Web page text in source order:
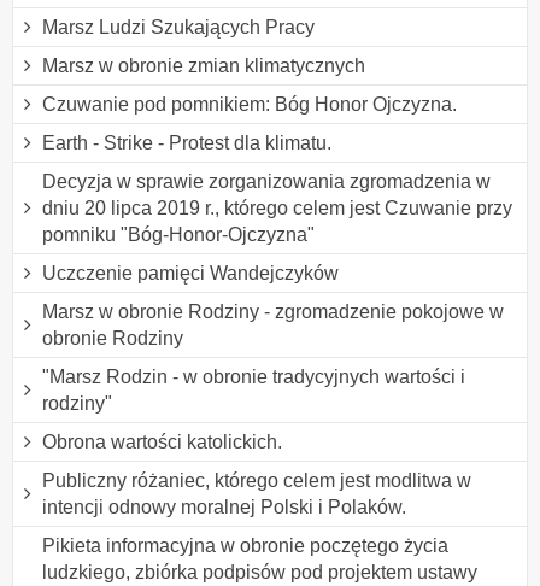
Marsz Ludzi Szukających Pracy
Marsz w obronie zmian klimatycznych
Czuwanie pod pomnikiem: Bóg Honor Ojczyzna.
Earth - Strike - Protest dla klimatu.
Decyzja w sprawie zorganizowania zgromadzenia w
dniu 20 lipca 2019 r., którego celem jest Czuwanie przy
pomniku "Bóg-Honor-Ojczyzna"
Uczczenie pamięci Wandejczyków
Marsz w obronie Rodziny - zgromadzenie pokojowe w
obronie Rodziny
"Marsz Rodzin - w obronie tradycyjnych wartości i
rodziny"
Obrona wartości katolickich.
Publiczny różaniec, którego celem jest modlitwa w
intencji odnowy moralnej Polski i Polaków.
Pikieta informacyjna w obronie poczętego życia
ludzkiego, zbiórka podpisów pod projektem ustawy